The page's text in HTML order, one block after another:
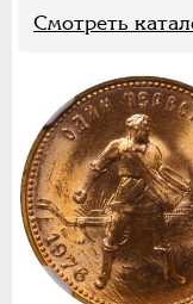
Смотреть